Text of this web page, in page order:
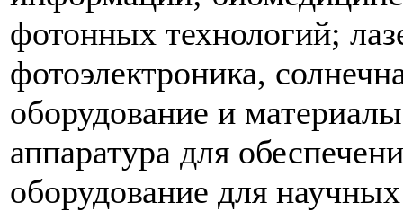
фотонных технологий;
фотоэлектроника,
оборудование и
аппаратура для
оборудование для